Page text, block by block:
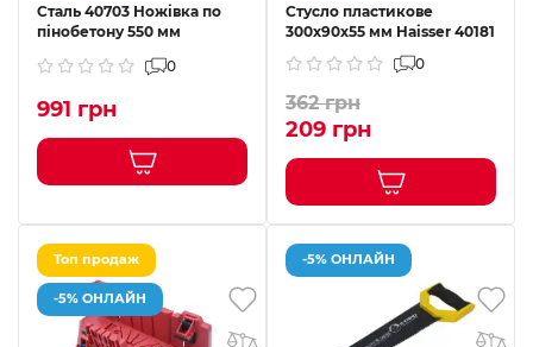
Сталь 40703 Ножівка по
пінобетону 550 мм
0
991 грн
Стусло пластикове
300х90х55 мм Haisser 40181
0
362 грн
209 грн
Топ продаж
-5% ОНЛАЙН
-5% ОНЛАЙН